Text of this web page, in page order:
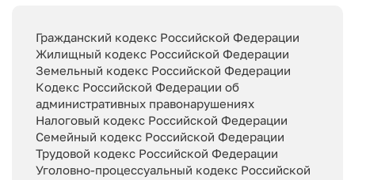
Гражданский кодекс Российской Федерации
Жилищный кодекс Российской Федерации
Земельный кодекс Российской Федерации
Кодекс Российской Федерации об
административных правонарушениях
Налоговый кодекс Российской Федерации
Семейный кодекс Российской Федерации
Трудовой кодекс Российской Федерации
Уголовно-процессуальный кодекс Российской